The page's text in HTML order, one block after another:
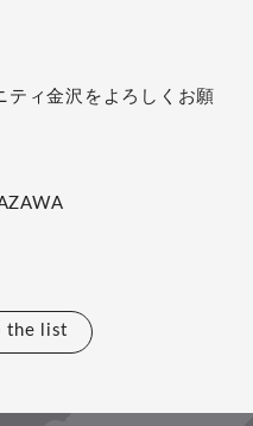
ティ金沢をよろしくお願
the list